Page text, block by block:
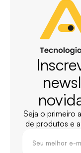
Seja o primeiro
de produtos e